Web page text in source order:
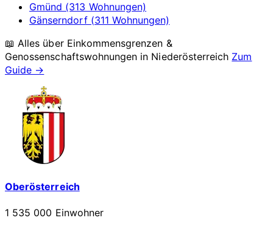
Gmünd (313 Wohnungen)
Gänserndorf (311 Wohnungen)
📖 Alles über Einkommensgrenzen &
Genossenschaftswohnungen in Niederösterreich Zum
Guide →
Oberösterreich
1 535 000 Einwohner